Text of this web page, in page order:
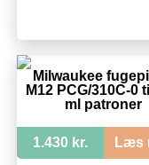
Milwaukee
M12 PCG/310C-0
ml patroner
1.430 kr. Læs